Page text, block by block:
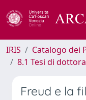
IRIS Catalogo dei
8.1 Tesi di
Freud e la